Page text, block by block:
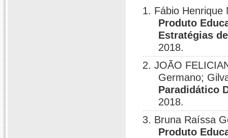
1. Fábio Henrique
Produto
Estratégias
2018.
2. JOÃO
Germano;
Paradidático
2018.
3. Bruna Raíssa
Produto